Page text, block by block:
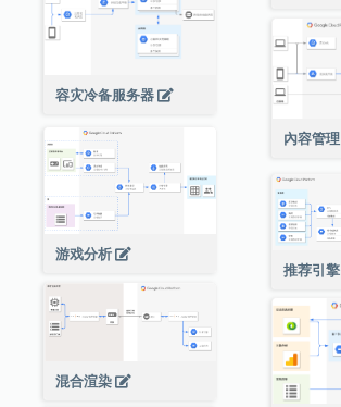
容灾冷备服务器
內容管理
游戏分析
推荐引擎
混合渲染